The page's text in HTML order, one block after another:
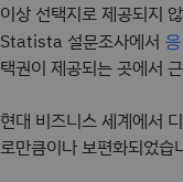
이상 선택지로 제공되지
Statista 설문조사에서
택권이 제공되는 곳에서
현대 비즈니스 세계에서
로만큼이나 보편화되었습